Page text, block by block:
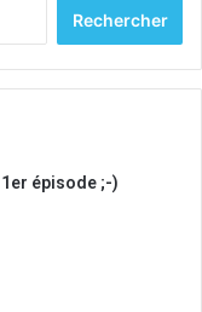
épisode ;-)